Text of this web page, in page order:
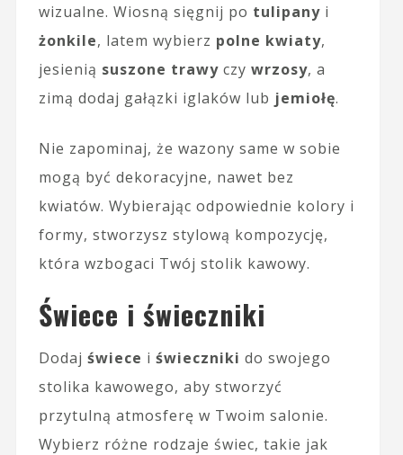
wizualne. Wiosną sięgnij po tulipanyi
żonkile, latem wybierz polne kwiaty,
jesienią suszone trawyczy wrzosy, a
zimą dodaj gałązki iglaków lub jemiołę.
Nie zapominaj, że wazony same w sobie
mogą być dekoracyjne, nawet bez
kwiatów. Wybierając odpowiednie kolory i
formy, stworzysz stylową kompozycję,
która wzbogaci Twój stolik kawowy.
Świece i świeczniki
Dodaj świece i świeczniki do swojego
stolika kawowego, aby stworzyć
przytulną atmosferę w Twoim salonie.
Wybierz różne rodzaje świec, takie jak